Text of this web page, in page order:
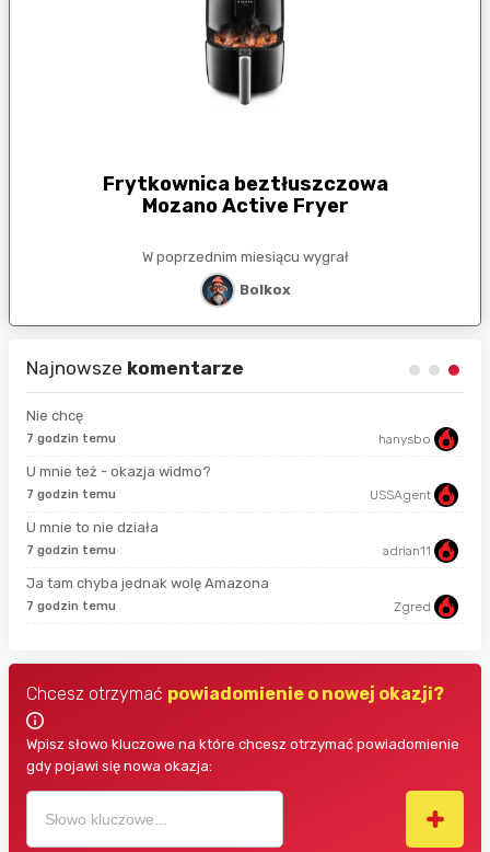
Frytkownica beztłuszczowa
Mozano Active Fryer
W poprzednim miesiącu wygrał
Bolkox
Najnowsze komentarze
Nie chcę
7 godzin temu hanysbo
U mnie też - okazja widmo?
7 godzin temu USSAgent
U mnie to nie działa
7 godzin temu adrian11
Ja tam chyba jednak wolę Amazona
7 godzin temu Zgred
Chcesz otrzymać powiadomienie o nowej okazji?
Wpisz słowo kluczowe na które chcesz otrzymać powiadomienie
gdy pojawi się nowa okazja: